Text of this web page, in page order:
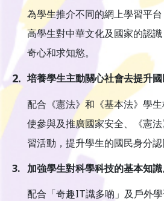
為學生推介不同的網上學習平
高學生對中華文化及國家的認
奇心和求知慾。
2. 培養學生主動關心社會去提升
配合《憲法》和《基本法》學
使參與及推廣國家安全、《憲
習活動，提升學生的國民身分認
3. 加強學生對科學科技的基本知識
配合「奇趣IT識多啲」及戶外